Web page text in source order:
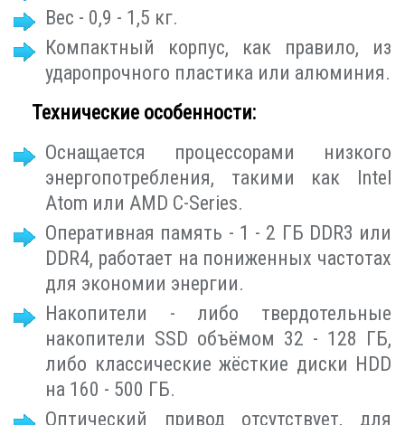
Вес - 0,9 - 1,5 кг.
Компактный корпус, как правило, из
ударопрочного пластика или алюминия.
Технические особенности:
Оснащается процессорами низкого
энергопотребления, такими как Intel
Atom или AMD C-Series.
Оперативная память - 1 - 2 ГБ DDR3 или
DDR4, работает на пониженных частотах
для экономии энергии.
Накопители - либо твердотельные
накопители SSD объёмом 32 - 128 ГБ,
либо классические жёсткие диски HDD
на 160 - 500 ГБ.
Оптический привод отсутствует, для